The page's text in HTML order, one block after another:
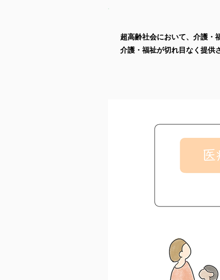
超高齢社会において、介護・
介護・福祉が切れ目なく提供